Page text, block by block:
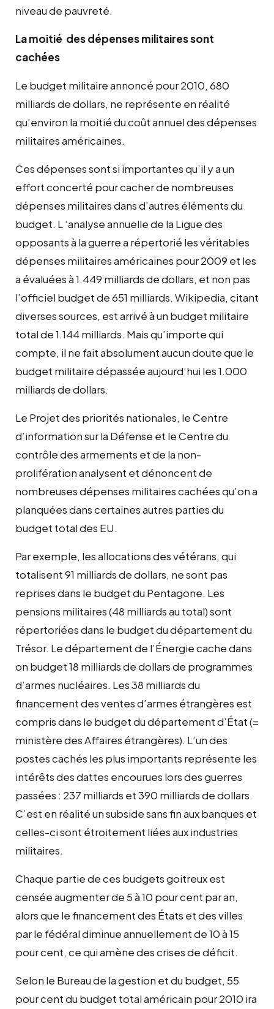
niveau de pauvreté.
La moitié des dépenses militaires sont
cachées
Le budget militaire annoncé pour 2010, 680
milliards de dollars, ne représente en réalité
qu’environ la moitié du coût annuel des dépenses
militaires américaines.
Ces dépenses sont si importantes qu’il y a un
effort concerté pour cacher de nombreuses
dépenses militaires dans d’autres éléments du
budget. L ‘analyse annuelle de la Ligue des
opposants à la guerre a répertorié les véritables
dépenses militaires américaines pour 2009 et les
a évaluées à 1.449 milliards de dollars, et non pas
l’officiel budget de 651 milliards. Wikipedia, citant
diverses sources, est arrivé à un budget militaire
total de 1.144 milliards. Mais qu’importe qui
compte, il ne fait absolument aucun doute que le
budget militaire dépassée aujourd’hui les 1.000
milliards de dollars.
Le Projet des priorités nationales, le Centre
d’information sur la Défense et le Centre du
contrôle des armements et de la non-
prolifération analysent et dénoncent de
nombreuses dépenses militaires cachées qu’on a
planquées dans certaines autres parties du
budget total des EU.
Par exemple, les allocations des vétérans, qui
totalisent 91 milliards de dollars, ne sont pas
reprises dans le budget du Pentagone. Les
pensions militaires (48 milliards au total) sont
répertoriées dans le budget du département du
Trésor. Le département de l’Énergie cache dans
on budget 18 milliards de dollars de programmes
d’armes nucléaires. Les 38 milliards du
financement des ventes d’armes étrangères est
compris dans le budget du département d’État (=
ministère des Affaires étrangères). L’un des
postes cachés les plus importants représente les
intérêts des dattes encourues lors des guerres
passées : 237 milliards et 390 milliards de dollars.
C’est en réalité un subside sans fin aux banques et
celles-ci sont étroitement liées aux industries
militaires.
Chaque partie de ces budgets goitreux est
censée augmenter de 5 à 10 pour cent par an,
alors que le financement des États et des villes
par le fédéral diminue annuellement de 10 à 15
pour cent, ce qui amène des crises de déficit.
Selon le Bureau de la gestion et du budget, 55
pour cent du budget total américain pour 2010 ira